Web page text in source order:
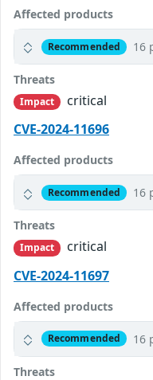
Affected products
Recommended 16
Threats
Impact
critical
CVE-2024-11696
Affected products
Recommended 16
Threats
Impact
critical
CVE-2024-11697
Affected products
Recommended 16
Threats